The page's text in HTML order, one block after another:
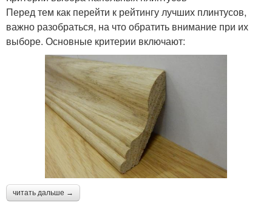
Перед тем как перейти к рейтингу лучших плинтусов,
важно разобраться, на что обратить внимание при их
выборе. Основные критерии включают:
читать дальше →